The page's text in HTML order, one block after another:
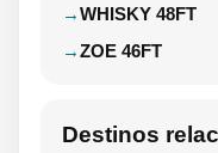
WHISKY 48FT
ZOE 46FT
Destinos